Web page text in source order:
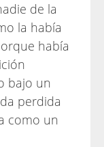
de la
la había
había
bajo un
perdida
como un